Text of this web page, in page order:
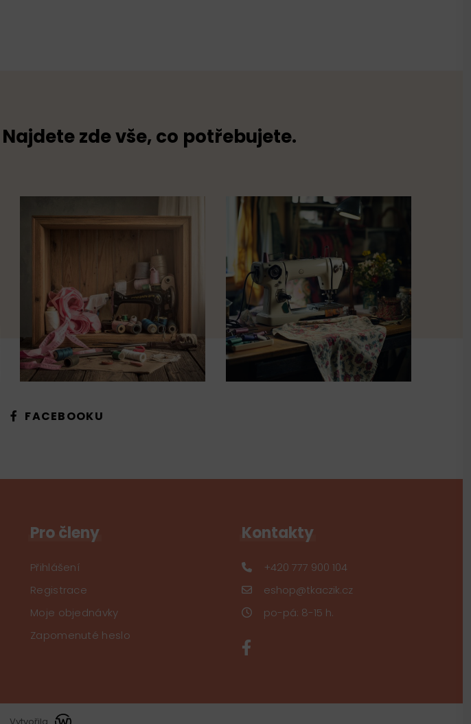
zde vše, co potřebujete.
FACEBOOKU
Pro členy
Přihlášení
Registrace
Moje objednávky
Zapomenuté heslo
Kontakty
+420 777 900 104
eshop@tkaczik.cz
po-pá: 8-15 h.